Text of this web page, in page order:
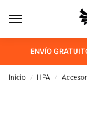
ENVÍO
Inicio / HPA /